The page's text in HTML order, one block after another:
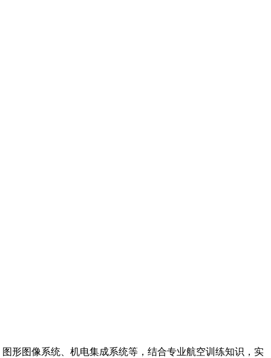
形图像系统、机电集成系统等，结合专业航空训练知识，实